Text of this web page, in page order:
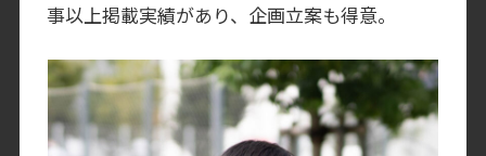
事以上掲載実績があり、企画立案も得意。